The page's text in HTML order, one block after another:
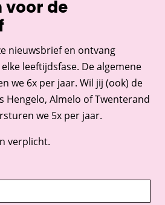
voor de
nieuwsbrief en ontvang
leeftijdsfase. De algemene
we 6x per jaar. Wil jij (ook) de
Hengelo, Almelo of Twenterand
we 5x per jaar.
verplicht.